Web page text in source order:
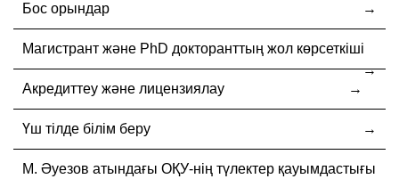
Бос орындар
Магистрант және PhD докторанттың жол көрсеткіші
Акредиттеу және лицензиялау
Үш тілде білім беру
М. Әуезов атындағы ОҚУ-нің түлектер қауымдастығы